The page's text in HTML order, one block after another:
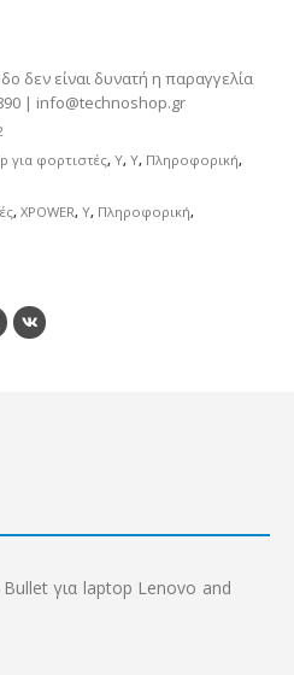
δεν είναι δυνατή η παραγγελία
| info@technoshop.gr
για φορτιστές, Y, Y, Πληροφορική,
, XPOWER, Y, Πληροφορική,
για laptop Lenovo and